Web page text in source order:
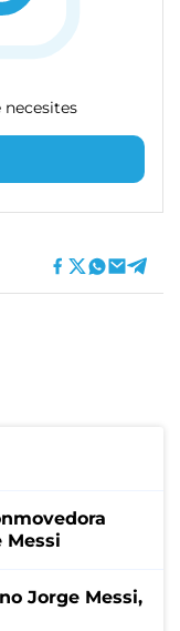
necesites
Messi
Jorge Messi,